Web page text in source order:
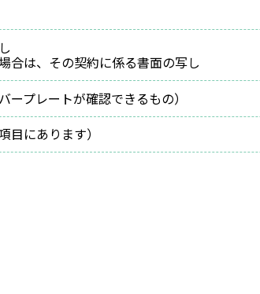
合は、その契約に係る書面の写し
プレートが確認できるもの）
にあります）